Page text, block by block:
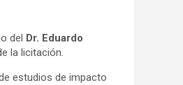
del Dr. Eduardo
la licitación.
estudios de impacto